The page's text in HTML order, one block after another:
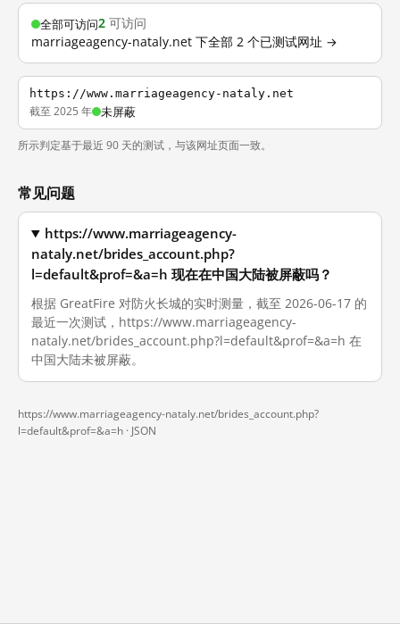
全部可访问2 可访问
marriageagency-nataly.net 下全部 2 个已测试网址 →
https://www.marriageagency-nataly.net
截至 2025 年 未屏蔽
所示判定基于最近 90 天的测试，与该网址页面一致。
常见问题
https://www.marriageagency-
nataly.net/brides_account.php?
l=default&prof=&a=h 现在在中国大陆被屏蔽吗？
根据 GreatFire 对防火长城的实时测量，截至 2026-06-17 的
最近一次测试，https://www.marriageagency-
nataly.net/brides_account.php?l=default&prof=&a=h 在
中国大陆未被屏蔽。
https://www.marriageagency-nataly.net/brides_account.php?
l=default&prof=&a=h · JSON